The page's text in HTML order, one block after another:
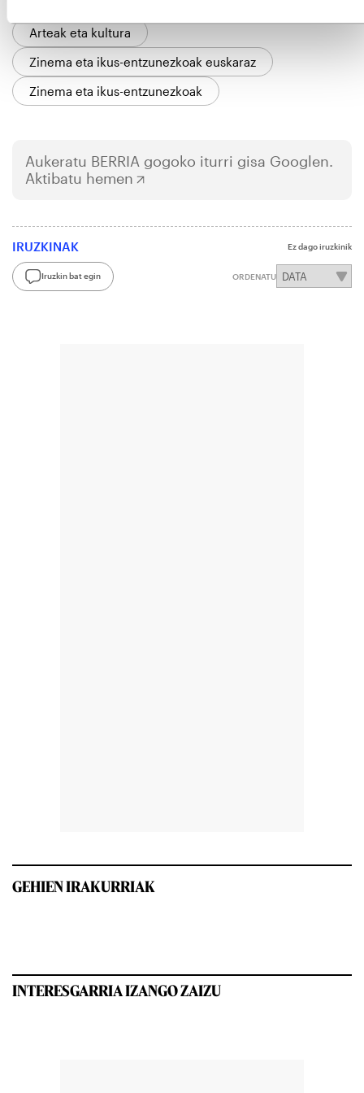
Arteak eta kultura
Zinema eta ikus-entzunezkoak euskaraz
Zinema eta ikus-entzunezkoak
Aukeratu BERRIA gogoko iturri gisa Googlen.
Aktibatu hemen
IRUZKINAK Ez dago iruzkinik
Iruzkin bat egin ORDENATU
GEHIEN IRAKURRIAK
INTERESGARRIA IZANGO ZAIZU